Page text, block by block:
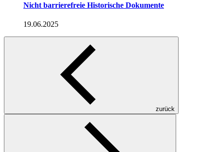
Nicht barrierefreie Historische Dokumente
19.06.2025
zurück